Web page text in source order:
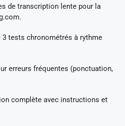
de transcription lente pour la
3 tests chronométrés à rythme
erreurs fréquentes (ponctuation,
complète avec instructions et